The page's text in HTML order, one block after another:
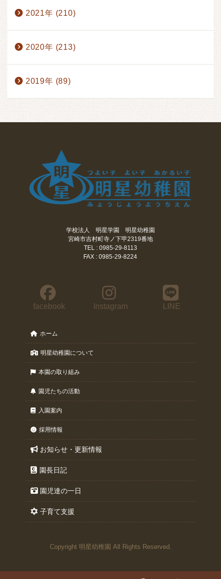
2021年 (210)
2020年 (213)
2019年 (89)
学校法人 明星学園 明星幼稚園
宮崎市吉村町寺ノ下甲2319番地
TEL : 0985-29-8113
FAX : 0985-29-8224
facebook Instagram LINE
ホーム
明星幼稚園について
本園の取り組み
園児たちの活動
入園案内
採用情報
お知らせ・更新情報
園長日記
園児達の一日
子育て支援
Copyright 明星幼稚園 All Rights Reserved.